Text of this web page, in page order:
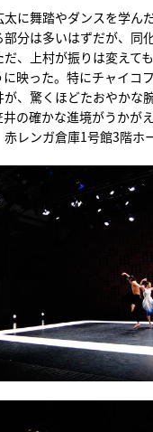
に舞踏やダンスを学ん
分は多いはずだが、同
、上村が振りは変えて
映った。特にチャイコ
が、驚くほどたおやかな
の確かな進境がうかが
レンガ倉庫1号館3階ホ